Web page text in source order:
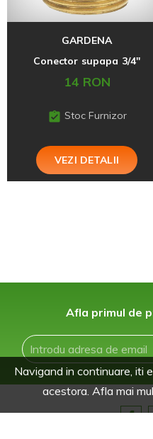
GARDENA
Conector supapa 3/4''
14 RON
Stoc Furnizor
VEZI DETALII
Afla primul de
Navigand in continuare, iti
acestora. Afla mai